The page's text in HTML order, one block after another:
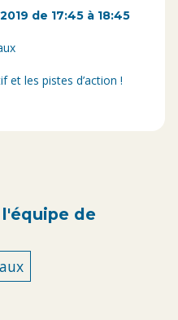
de 17:45 à 18:45
et les pistes d’action !
de